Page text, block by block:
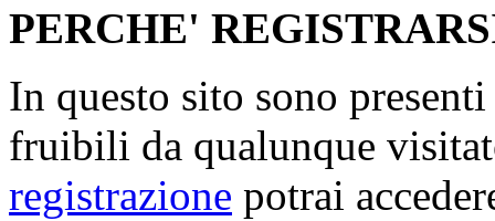
PERCHE'
In questo sito sono
fruibili da qualunque
registrazione potrai